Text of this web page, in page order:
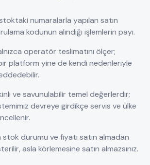
stoktaki numaralarla yapılan satın
kodunun alındığı işlemlerin payı.
operatör teslimatını ölçer;
platform yine de kendi nedenleriyle
ve savunulabilir temel değerlerdir;
devreye girdikçe servis ve ülke
stok durumu ve fiyatı satın almadan
asla körlemesine satın almazsınız.